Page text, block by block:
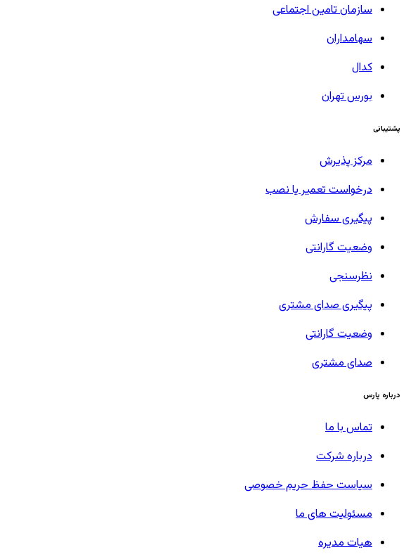
سازمان تامین اجتماعی
سهامداران
کدال
بورس تهران
پشتیبانی
مرکز پذیرش
درخواست تعمیر یا نصب
پیگیری سفارش
وضعیت گارانتی
نظرسنجی
پیگیری صدای مشتری
وضعیت گارانتی
صدای مشتری
درباره پارس
تماس با ما
درباره شرکت
سیاست حفظ حریم خصوصی
مسئولیت های ما
هیات مدیره